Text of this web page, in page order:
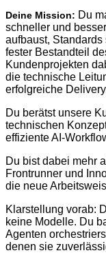
Deine Mission: Du
schneller und
aufbaust,
fester Bestandteil
Kundenprojekten
die technische
erfolgreiche
Du berätst unsere
technischen
effiziente AI-
Du bist dabei mehr
Frontrunner und
die neue
Klarstellung vorab:
keine Modelle. Du
Agenten
denen sie